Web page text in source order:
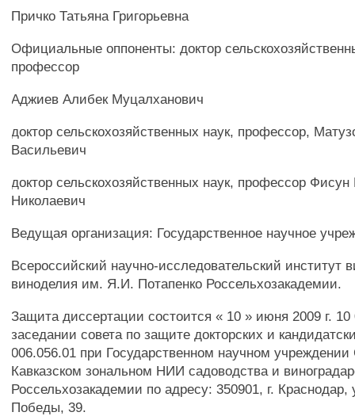
Причко Татьяна Григорьевна
Официальные оппоненты: доктор
профессор
Аджиев Алибек Муцалханович
доктор сельскохозяйственных наук, профессор,
Васильевич
доктор сельскохозяйственных наук, профессор
Николаевич
Ведущая организация: Государственное научное
Всероссийский научно-исследовательский институт
виноделия им. Я.И. Потапенко Россельхозакадемии.
Защита диссертации состоится « 10 » июня 2009 г. 10
заседании совета по защите докторских и
006.056.01 при Государственном научном
Кавказском зональном НИИ садоводства и
Россельхозакадемии по адресу: 350901, г. Краснодар,
Победы, 39.